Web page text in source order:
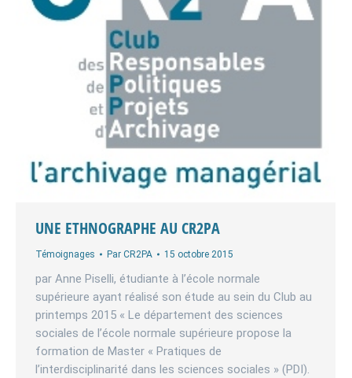
UNE ETHNOGRAPHE AU CR2PA
Témoignages Par CR2PA 15 octobre 2015
par Anne Piselli, étudiante à l’école normale
supérieure ayant réalisé son étude au sein du Club au
printemps 2015 « Le département des sciences
sociales de l’école normale supérieure propose la
formation de Master « Pratiques de
l’interdisciplinarité dans les sciences sociales » (PDI).